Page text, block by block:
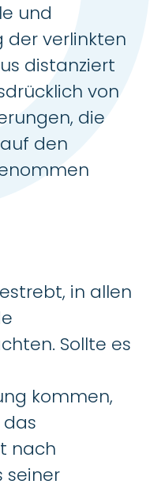
und
der verlinkten
distanziert
von
die
den
in allen
Sollte es
kommen,
nach
seiner